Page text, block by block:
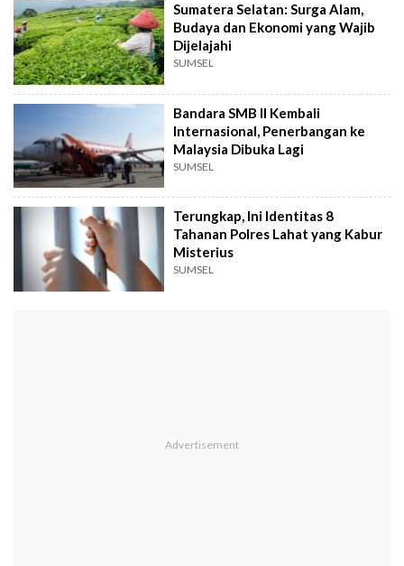
Sumatera Selatan: Surga Alam,
Budaya dan Ekonomi yang Wajib
Dijelajahi
SUMSEL
Bandara SMB II Kembali
Internasional, Penerbangan ke
Malaysia Dibuka Lagi
SUMSEL
Terungkap, Ini Identitas 8
Tahanan Polres Lahat yang Kabur
Misterius
SUMSEL